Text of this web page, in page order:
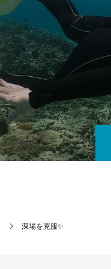
深場を克服✨